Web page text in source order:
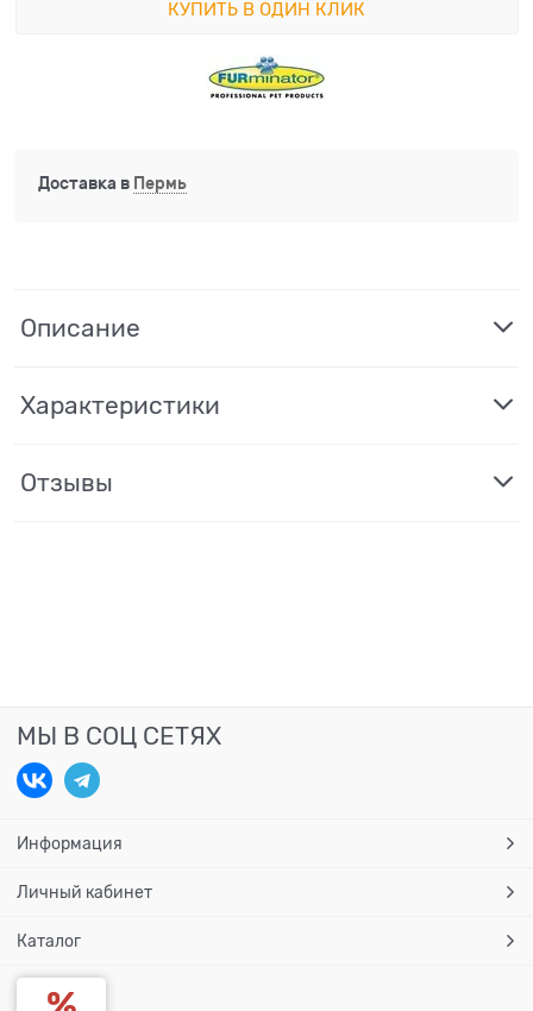
КУПИТЬ В ОДИН КЛИК
Доставка в Пермь
Описание
Характеристики
Отзывы
МЫ В СОЦ СЕТЯХ
Информация
Личный кабинет
Каталог